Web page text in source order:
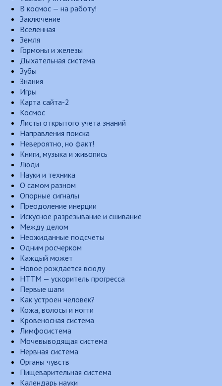
В космос — на работу!
Заключение
Вселенная
Земля
Гормоны и железы
Дыхательная система
Зубы
Знания
Игры
Карта сайта-2
Космос
Листы открытого учета знаний
Направления поиска
Невероятно, но факт!
Книги, музыка и живопись
Люди
Науки и техника
О самом разном
Опорные сигналы
Преодоление инерции
Искусное разрезывание и сшивание
Между делом
Неожиданные подсчеты
Одним росчерком
Каждый может
Новое рождается всюду
НТТМ — ускоритель прогресса
Первые шаги
Как устроен человек?
Кожа, волосы и ногти
Кровеносная система
Лимфосистема
Мочевыводящая система
Нервная система
Органы чувств
Пищеварительная система
Календарь науки